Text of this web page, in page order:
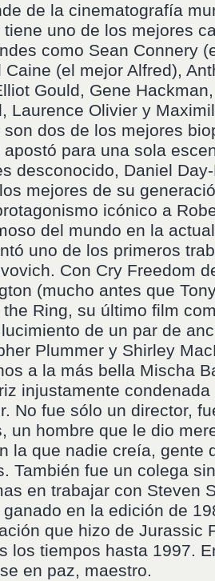
de la cinematografía
tiene uno de los mejores
como Sean Connery
Caine (el mejor Alfred),
Gould, Gene
Laurence Olivier y
son dos de los mejores
apostó para una sola
desconocido, Daniel
mejores de su
icónico a
del mundo en la
uno de los primeros
Con Cry Freedom
(mucho antes que
the Ring, su último film
de un par de
Plummer y Shirley
a la más bella Mischa
injustamente
No fue sólo un director,
un hombre que le dio
la que nadie creía, gente
También fue un colega
en trabajar con Steven
ganado en la edición de
que hizo de Jurassic
los tiempos hasta 1997.
en paz, maestro.